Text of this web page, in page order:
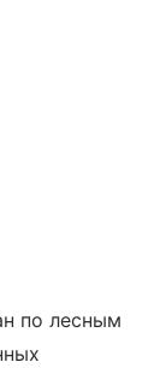
по лесным